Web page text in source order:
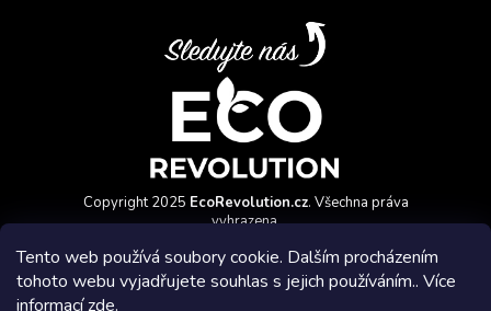
Tento web používá soubory cookie. Dalším procházením
tohoto webu vyjadřujete souhlas s jejich používáním.. Více
informacízde.
Copyright 2025 EcoRevolution.cz. Všechna práva
vyhrazena.